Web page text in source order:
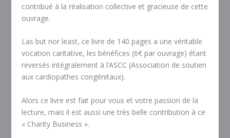
contribué à la réalisation collective et gracieuse de cette
ouvrage.
Las but nor least, ce livre de 140 pages a une véritable
vocation caritative, les bénéfices (6€ par ouvrage) étant
reversés intégralement à l’ASCC (Association de soutien
aux cardiopathes congénitaux).
Alors ce livre est fait pour vous et votre passion de la
lecture, mais il est aussi une très belle contribution à ce
« Charity Business ».